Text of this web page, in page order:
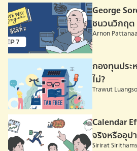
George
ชนวนวิกฤต
Episode 07
Arnon
กองทุนประ
ไม่?
Trawut
Calendar
จริงหรืออุป
Sirirat